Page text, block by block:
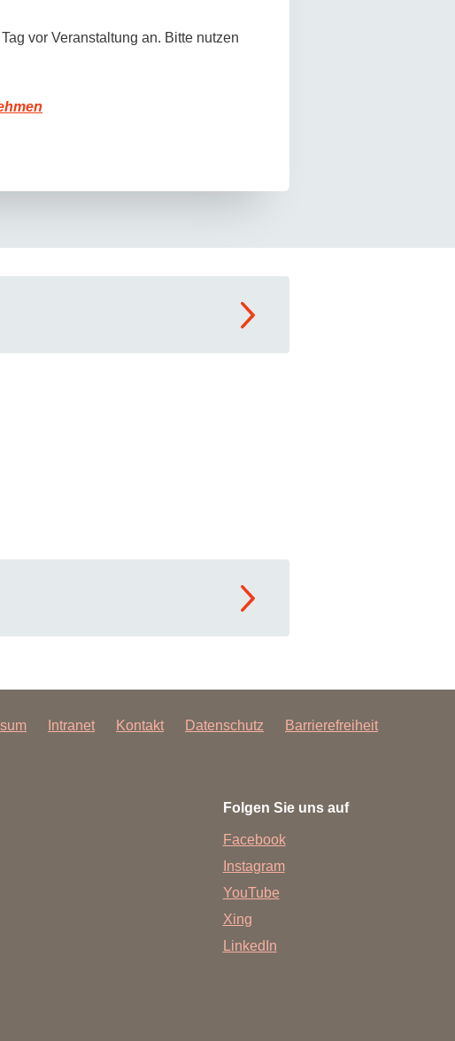
vor Veranstaltung an. Bitte nutzen
Intranet Kontakt Datenschutz Barrierefreiheit
Folgen Sie uns auf
Facebook
Instagram
YouTube
Xing
LinkedIn